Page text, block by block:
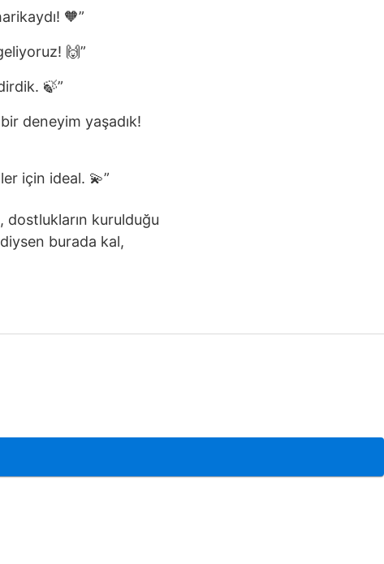
🧡”
🙌”
🍃”
deneyim yaşadık!
için ideal. 💫”
, dostlukların kurulduğu
burada kal,